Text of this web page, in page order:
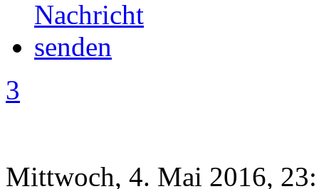
3
Mittwoch, 4. Mai 2016,